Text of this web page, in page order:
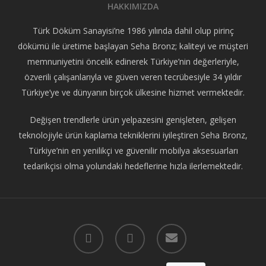
HAKKIMIZDA
Türk Döküm Sanayisi’ne 1986 yılında dahil olup pirinç
dökümü ile üretime başlayan Seha Bronz; kaliteyi ve müşteri
memnuniyetini öncelik edinerek Türkiye’nin değerleriyle,
özverili çalışanlarıyla ve güven veren tecrübesiyle 34 yıldır
Türkiye’ye ve dünyanın birçok ülkesine hizmet vermektedir.
Değişen trendlerle ürün yelpazesini genişleten, gelişen
teknolojiyle ürün kaplama tekniklerini iyileştiren Seha Bronz,
Türkiye’nin en yenilikçi ve güvenilir mobilya aksesuarları
tedarikçisi olma yolundaki hedeflerine hızla ilerlemektedir.
facebook instagram email